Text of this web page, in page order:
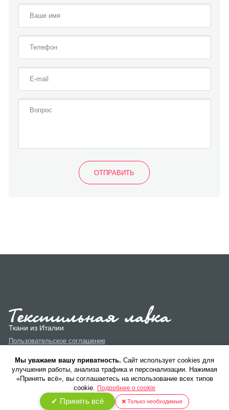
Ткани из Италии
Пользовательское соглашение
Политика конфиденциальности
Мы уважаем вашу приватность. Cайт использует cookies для
улучшения работы, анализа трафика и персонализации. Нажимая
«Принять всё», вы соглашаетесь на использование всех типов
cookie. Подробнее о cookie
✔ Принять всё ❌ Только необходимые